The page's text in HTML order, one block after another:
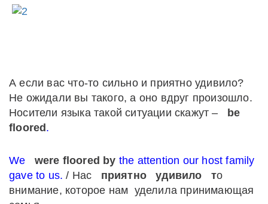
А если вас что-то сильно и приятно удивило?
Не ожидали вы такого, а оно вдруг произошло.
Носители языка такой ситуации скажут –
be
floored .
We were floored by the attention our host family
gave to us. / Нас приятно удивило то
внимание, которое нам уделила принимающая